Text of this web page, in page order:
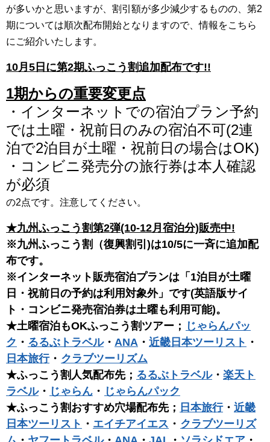
が多いかと思いますが、割引額が多少減少するものの、第2
期については順次配布開始となりますので、情報をこちら
にご紹介いたします。
10月5日に第2期ふっこう割追加配布です!!
1期からの重要変更点
・インターネットでの宿泊プラン予約
では土曜・祝前日のみの宿泊不可(2連
泊で2泊目が土曜・祝前日の場合はOK)
・コンビニ発売分の旅行券は本人確認
が必須
の2点です。注意してください。
★九州ふっこう割第2弾(10-12月宿泊分)販売中!
※九州ふっこう割（復興割引)は10/5に一斉に追加配
布です。
※インターネット販売宿泊プランは「1泊目が土曜
日・祝前日の予約は利用対象外」です(英語版サイ
ト・コンビニ発売宿泊券は土曜も利用可能)。
★土曜宿泊もOKふっこう割ツアー； じゃらんパッ
ク ・ るるぶトラベル・ ANA ・ 近畿日本ツーリスト ・
日本旅行・ クラブツーリズム
★ふっこう割人気配布先； るるぶトラベル・ 楽天ト
ラベル・ じゃらん ・ じゃらんパック
★ふっこう割おすすめ穴場配布先； 日本旅行・ 近畿
日本ツーリスト ・ エイチアイエス ・ クラブツーリズ